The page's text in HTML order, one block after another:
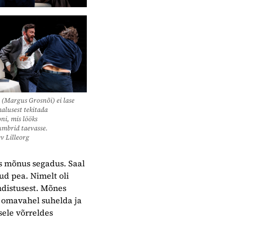
Grosnõi) ei lase
tekitada
mis lööks
taevasse.
Lilleorg
segadus. Saal
pea. Nimelt oli
Mõnes
suhelda ja
võrreldes